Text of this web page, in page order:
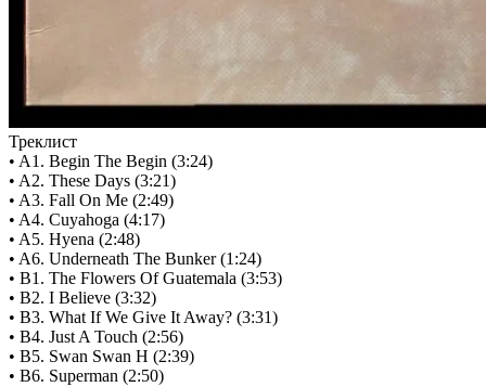
Треклист
• A1. Begin The Begin (3:24)
• A2. These Days (3:21)
• A3. Fall On Me (2:49)
• A4. Cuyahoga (4:17)
• A5. Hyena (2:48)
• A6. Underneath The Bunker (1:24)
• B1. The Flowers Of Guatemala (3:53)
• B2. I Believe (3:32)
• B3. What If We Give It Away? (3:31)
• B4. Just A Touch (2:56)
• B5. Swan Swan H (2:39)
• B6. Superman (2:50)